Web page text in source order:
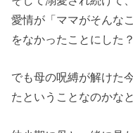
愛情が「ママがそんな
をなかったことにした？
でも母の呪縛が解けた
たということなのかな